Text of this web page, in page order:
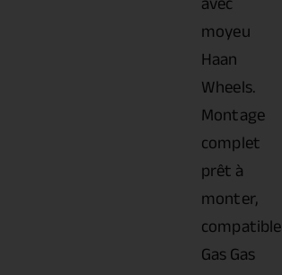
moyeu
Haan
Wheels.
Montage
complet
prêt à
monter,
compatible
Gas Gas